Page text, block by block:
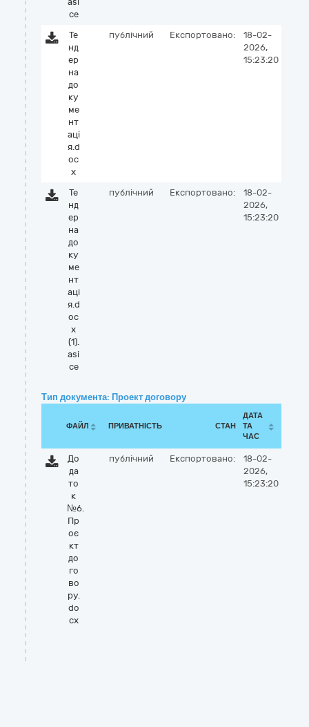
ce
Те
нд
ер
на
до
ку
ме
нт
аці
я.d
oc
x
публічний Експортовано:
18-02-
2026,
15:23:20
Те
нд
ер
на
до
ку
ме
нт
аці
я.d
oc
x
(1).
asi
ce
публічний Експортовано:
18-02-
2026,
15:23:20
Тип документа: Проект договору
ФАЙЛ ПРИВАТНІСТЬ СТАН
ДАТА
ТА
ЧАС
До
да
то
к
№6.
Пр
оє
кт
до
го
во
ру.
do
cx
публічний Експортовано:
18-02-
2026,
15:23:20